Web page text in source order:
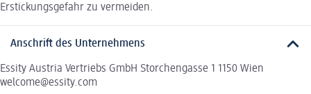
Erstickungsgefahr zu vermeiden.
Anschrift des Unternehmens
Essity Austria Vertriebs GmbH Storchengasse 1 1150 Wien
welcome@essity.com